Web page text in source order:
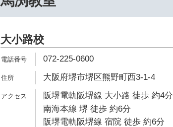
大小路校
072-225-0600
大阪府堺市堺区熊野町西3-1-4
阪堺電軌阪堺線 大小路 徒歩 約4分
南海本線 堺 徒歩 約6分
阪堺電軌阪堺線 宿院 徒歩 約6分